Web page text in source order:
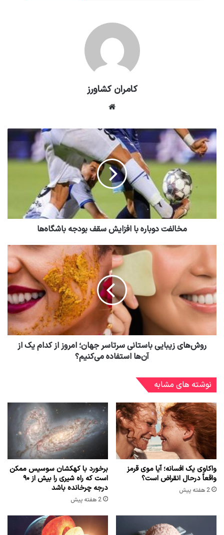
کامران کشاورز
مخالفت دوباره با افزایش سقف بودجه باشگاه‌ها
روش‌های زیبایی باستانی سرتاسر جهان؛ امروز از کدام یک از
آن‌ها استفاده می‌کنیم؟
نوشته های مشابه
واکاوی یک افسانه؛ آیا موی قرمز
واقعاً درحال انقراض است؟
2 هفته پیش
برخورد با کهکشان سوسیس ممکن
است که راه شیری را بیش از ۹۰
درجه چرخانده باشد
2 هفته پیش